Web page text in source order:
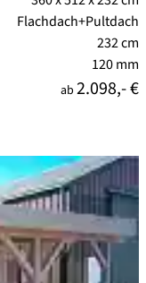
Flachdach+Pultdach
232 cm
120 mm
ab 2.098,- €